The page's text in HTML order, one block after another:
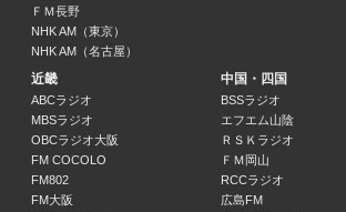
12:00 ～ 12:55
新潟日報ニュース
12:55 ～ 13:00
立石勇生 SUNNY SIDE
立石勇生
13:00 ～ 14:55
ＦＭ長野
NHK AM（東京）
NHK AM（名古屋）
近畿
ABCラジオ
MBSラジオ
OBCラジオ大阪
FM COCOLO
FM802
FM大阪
中国・四国
BSSラジオ
エフエム山陰
ＲＳＫラジオ
ＦＭ岡山
RCCラジオ
広島FM